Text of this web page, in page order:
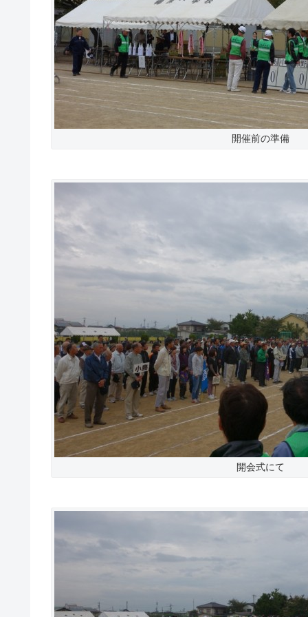
開催前の準備
開会式にて